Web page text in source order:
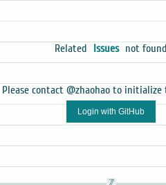
Related Issues not found
Please contact @zhaohao to initialize
Login with GitHub